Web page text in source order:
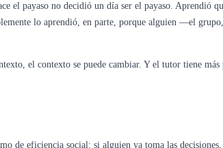
el payaso no decidió un día ser el payaso. Aprendió
lo aprendió, en parte, porque alguien —el
el contexto se puede cambiar. Y el tutor tiene más
de eficiencia social: si alguien ya toma las